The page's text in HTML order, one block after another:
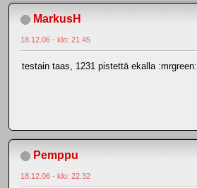
MarkusH
18.12.06 - klo: 21.45
testain taas, 1231 pistettä ekalla :mrgreen:
Pemppu
18.12.06 - klo: 22.32